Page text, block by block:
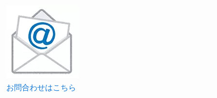
お問合わせはこちら